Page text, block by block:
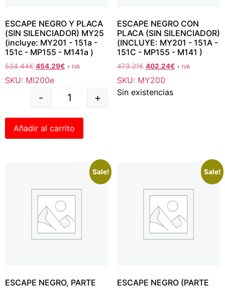
ESCAPE NEGRO Y PLACA
(SIN SILENCIADOR) MY25
(incluye: MY201 - 151a -
151c - MP155 - M141a )
534.44€ 454.29€ + IVA
SKU: MI200e
- +
Añadir al carrito
ESCAPE NEGRO CON
PLACA (SIN SILENCIADOR)
(INCLUYE: MY201 - 151A -
151C - MP155 - M141 )
473.21€ 402.24€ + IVA
SKU: MY200
Sin existencias
Sale!
ESCAPE NEGRO, PARTE
Sale!
ESCAPE NEGRO (PARTE